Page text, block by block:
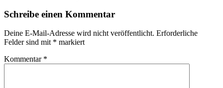
Schreibe einen Kommentar
Deine E-Mail-Adresse wird nicht veröffentlicht. Erforderliche
Felder sind mit * markiert
Kommentar *